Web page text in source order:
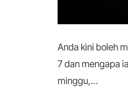
Anda kini boleh
7 dan mengapa
minggu,…